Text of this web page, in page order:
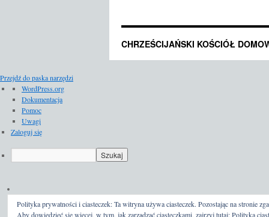
CHRZEŚCIJAŃSKI KOŚCIÓŁ
Polityka prywatności i ciasteczek: Ta witryna używa ciasteczek. Pozostając na stronie
Aby dowiedzieć się więcej, w tym, jak zarządzać ciasteczkami, zajrzyj tutaj:Polityka
Przejdź do paska narzędzi
O
WordPressie
WordPress.org
Dokumentacja
Pomoc
Uwagi
Zaloguj się
Szukaj